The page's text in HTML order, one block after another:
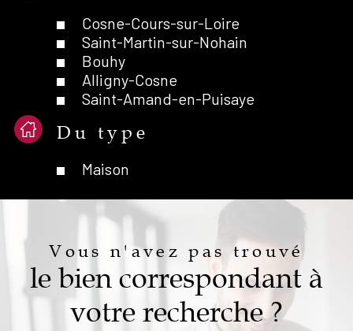
Cosne-Cours-sur-Loire
Saint-Martin-sur-Nohain
Bouhy
Alligny-Cosne
Saint-Amand-en-Puisaye
Du type
Maison
Vous n'avez pas trouvé
le bien correspondant à
votre recherche ?